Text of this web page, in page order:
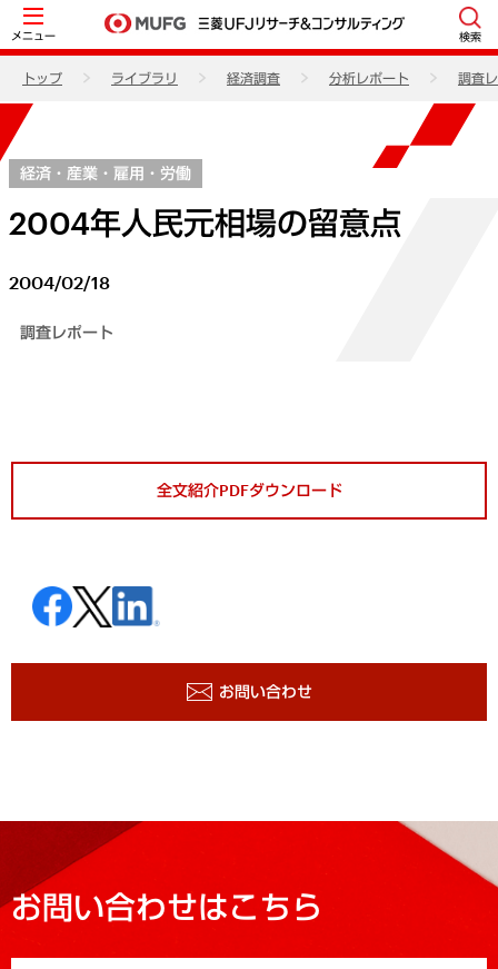
メニュー 検索
トップ ライブラリ 経済調査 分析レポート 調査
経済・産業・雇用・労働
2004年人民元相場の留意点
2004/02/18
調査レポート
全文紹介PDFダウンロード
お問い合わせ
お問い合わせはこちら